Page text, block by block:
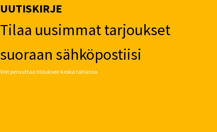
UUTISKIRJE
Tilaa uusimmat tarjoukset
suoraan sähköpostiisi
Voit peruuttaa tilauksen koska tahansa.